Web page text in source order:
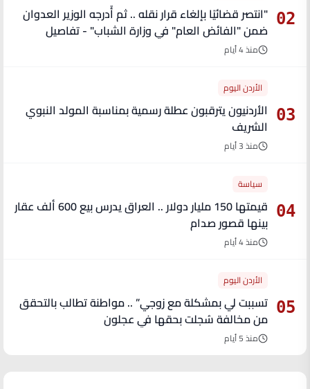
02
"انتصر قضائيًا بإلغاء قرار نقله .. ثم أُدرجه الوزير العدوان
ضمن "الفائض العام" في وزارة الشباب" - تفاصيل
منذ 4 أيام
03
الأردن اليوم
الأردنيون يترقبون عطلة رسمية بمناسبة المولد النبوي
الشريف
منذ 3 أيام
04
سياسة
قيمتها 150 مليار دولار .. العراق يدرس بيع 600 ألف عقار
بينها قصور صدام
منذ 4 أيام
05
الأردن اليوم
تسببت لي بمشكلة مع زوجي” .. مواطنة تطالب بالتحقق
من مخالفة سُجلت بحقها في عجلون
منذ 5 أيام